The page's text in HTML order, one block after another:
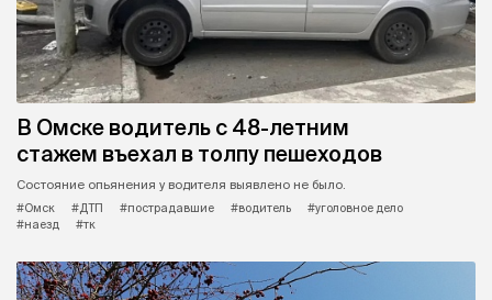
В Омске водитель с 48-летним
стажем въехал в толпу пешеходов
Состояние опьянения у водителя выявлено не было.
#Омск
#ДТП #пострадавшие #водитель
#уголовное дело
#наезд
#тк